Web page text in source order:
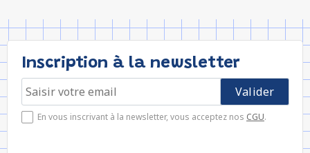
Inscription à la newsletter
En vous inscrivant à la newsletter, vous acceptez nos CGU.